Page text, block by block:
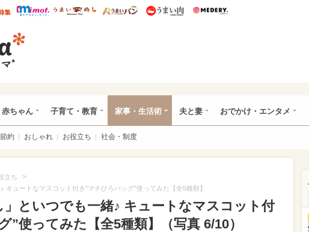
* ウレぴあ総研 ディズニー特集
mimot. うまいめし うまいパン うまい肉
赤ちゃん 子育て・教育 家事・生活術 夫と妻 おでかけ・エンタメ
約 おしゃれ お役立ち 社会・制度
立ち >
キュートなマスコット付き“マチひろバッグ”使ってみた【全5種類】
」といつでも一緒♪ キュートなマスコット付
”使ってみた【全5種類】（写真 6/10）